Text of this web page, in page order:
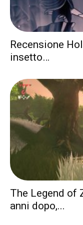
Recensione
insetto…
The Legend of
anni dopo,...